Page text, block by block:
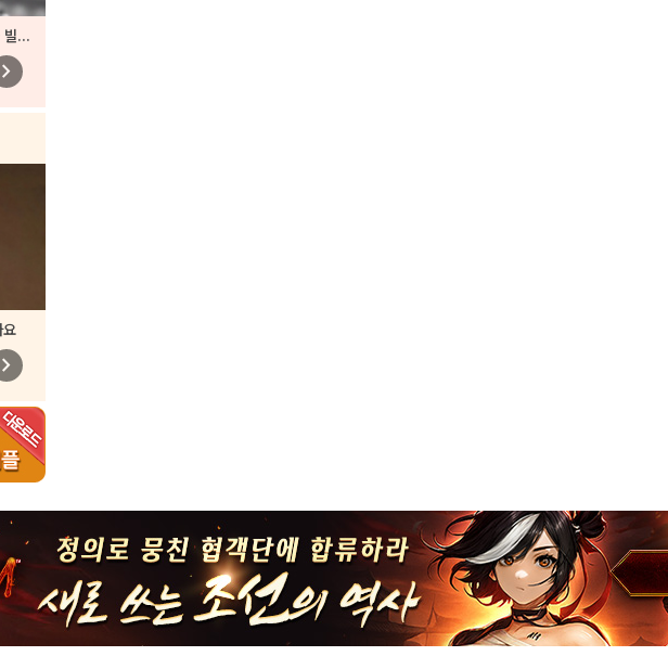
[RZCOS] 브라운더스트2 - 빌헬미나 (Model. JooA)
요